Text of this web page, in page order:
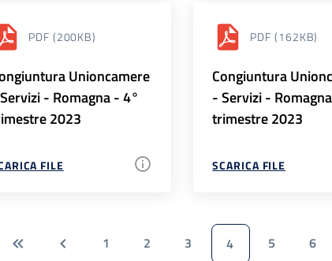
PDF (200KB)
Unioncamere
- Romagna - 4°
2023
FILE
PDF (162KB)
Congiuntura
- Servizi -
trimestre 2023
SCARICA FILE
1 2 3 4 5 6